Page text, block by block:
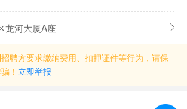
龙河大厦A座
聘方要求缴纳费用、扣押证件等行为，请保
！ 立即举报